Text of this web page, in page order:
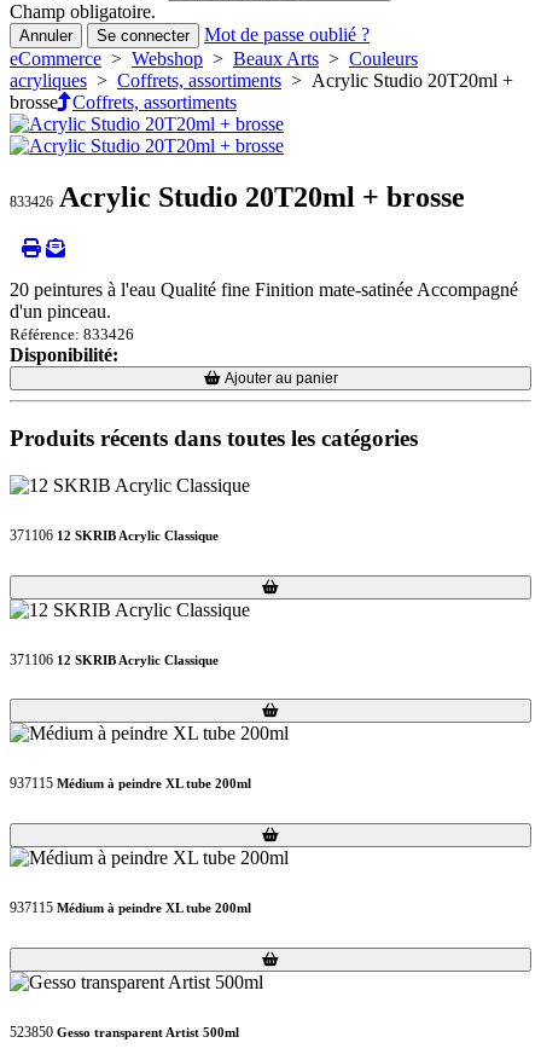
Champ obligatoire.
Annuler Se connecter
Mot de passe oublié ?
eCommerce > Webshop > Beaux Arts > Couleurs
acryliques > Coffrets, assortiments > Acrylic Studio 20T20ml +
brosse
Coffrets, assortiments
833426 Acrylic Studio 20T20ml + brosse
20 peintures à l'eau Qualité fine Finition mate-satinée Accompagné
d'un pinceau.
Référence: 833426
Disponibilité:
Loading...
Loading... Ajouter au panier
Produits récents dans toutes les catégories
371106 12 SKRIB Acrylic Classique
Loading...
Loading...
371106 12 SKRIB Acrylic Classique
Loading...
Loading...
937115 Médium à peindre XL tube 200ml
Loading...
Loading...
937115 Médium à peindre XL tube 200ml
Loading...
Loading...
523850 Gesso transparent Artist 500ml